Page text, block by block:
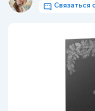
Связаться